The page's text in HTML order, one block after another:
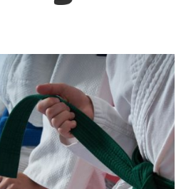
F-ALL